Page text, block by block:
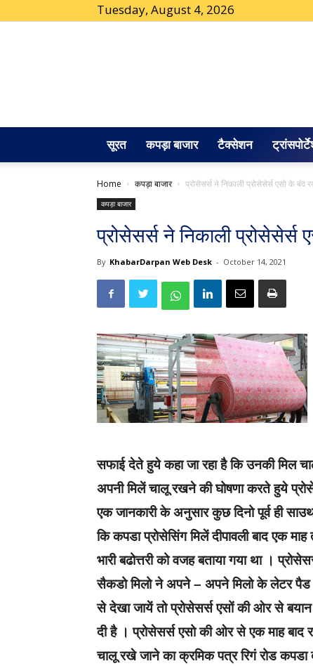
Tuesday, August 4, 2026
सूरत कपड़ा बाजार टैक्सेशन
Home कपड़ा बाजार प्रोसेसर्स ने निकाली प्रोसेसेर्स एसो के बंद
कपड़ा बाजार
प्रोसेसर्स ने निकाली
By KhabarDarpan Web Desk - October 14, 2021
सफाई देते हुये कहा जा रहा है कि उनकी मिल
अपनी मिलें चालू रखने की घोषणा करते हुये
एक जानकारी के अनुसार कुछ दिनो पूर्व ही
कि कपडा‌ प्रोसेसिंग मिलें दीपावली बाद एक‌
भारी बढोत्तरी को वजह बताया‌ गया‌ था‌ ।
सैकडो‌ मिलो ने अपने – अपने मिलो के‌ लेटर पैड‌
से देखा‌ जायें‌ तो प्रोसेसर्स एसों की‌ ओर से
दी है ।‌ प्रोसेसर्स एसो‌‌ की‌ ओर से एक‌ माह
चालू रखे‌ जाने का क्रमिक पत्र रिगं रोड‌ कपडा‌